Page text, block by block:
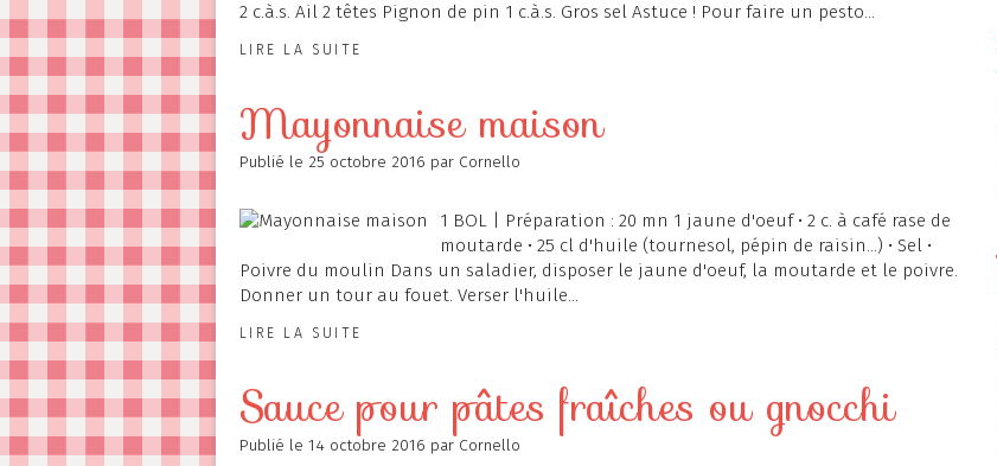
2 c.à.s. Ail 2 têtes Pignon de pin 1 c.à.s. Gros sel Astuce ! Pour faire un pesto...
LIRE LA SUITE
Mayonnaise maison
Publié le 25 octobre 2016 par Cornello
1 BOL | Préparation : 20 mn 1 jaune d'oeuf • 2 c. à café rase de
moutarde • 25 cl d'huile (tournesol, pépin de raisin...) • Sel •
Poivre du moulin Dans un saladier, disposer le jaune d'oeuf, la moutarde et le poivre.
Donner un tour au fouet. Verser l'huile...
LIRE LA SUITE
Sauce pour pâtes fraîches ou gnocchi
Publié le 14 octobre 2016 par Cornello